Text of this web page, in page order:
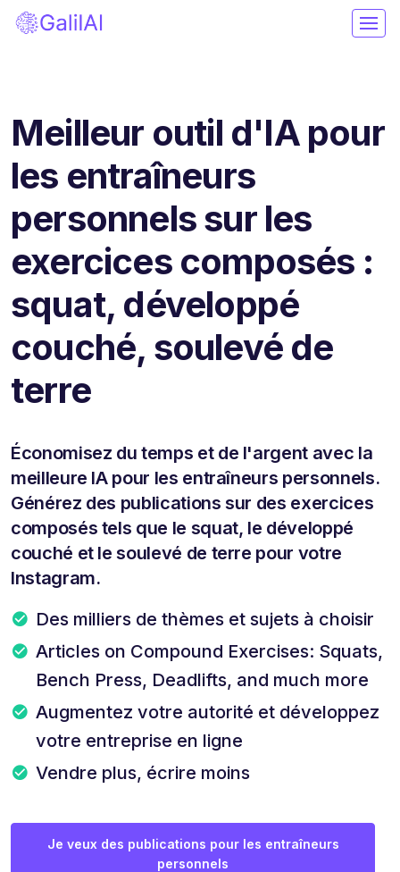
Meilleur outil d'IA pour
les entraîneurs
personnels sur les
exercices composés :
squat, développé
couché, soulevé de
terre
Économisez du temps et de l'argent avec la
meilleure IA pour les entraîneurs personnels.
Générez des publications sur des exercices
composés tels que le squat, le développé
couché et le soulevé de terre pour votre
Instagram.
Des milliers de thèmes et sujets à choisir
Articles on Compound Exercises: Squats,
Bench Press, Deadlifts, and much more
Augmentez votre autorité et développez
votre entreprise en ligne
Vendre plus, écrire moins
Je veux des publications pour les entraîneurs
personnels